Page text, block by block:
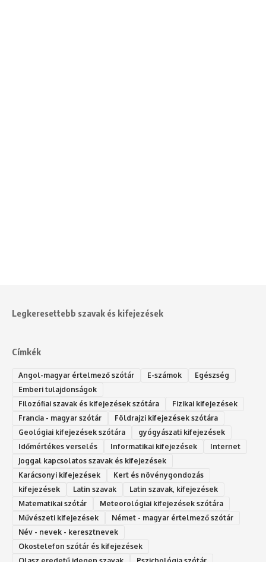
Legkeresettebb szavak és kifejezések
Címkék
Angol-magyar értelmező szótár E-számok
Egészség
Emberi tulajdonságok
Filozófiai szavak és kifejezések szótára
Fizikai kifejezések
Francia - magyar szótár
Földrajzi kifejezések szótára
Geológiai kifejezések szótára
gyógyászati kifejezések
Időmértékes verselés
Informatikai kifejezések
Internet
Joggal kapcsolatos szavak és kifejezések
Karácsonyi kifejezések
Kert és növénygondozás
kifejezések
Latin szavak
Latin szavak, kifejezések
Matematikai szótár
Meteorológiai kifejezések szótára
Művészeti kifejezések
Német - magyar értelmező szótár
Név - nevek - keresztnevek
Okostelefon szótár és kifejezések